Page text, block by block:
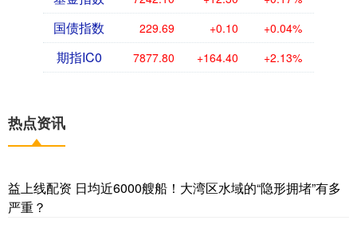
国债指数 229.69 +0.10 +0.04%
期指IC0 7877.80 +164.40 +2.13%
热点资讯
益上线配资 日均近6000艘船！大湾区水域的“隐形拥堵”有多
严重？